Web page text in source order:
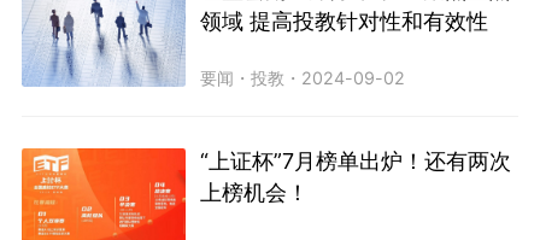
领域 提高投教针对性和有效性
要闻 ・投教 ・ 2024-09-02
“上证杯”7月榜单出炉！还有两次
上榜机会！